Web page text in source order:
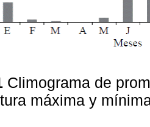
Climograma de
máxima y